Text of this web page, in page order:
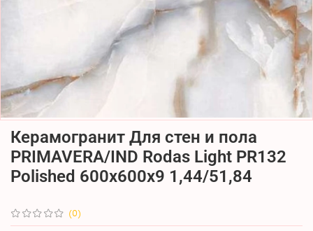
(0)
Керамогранит Для стен и пола
PRIMAVERA/IND Rodas Light PR132
Polished 600х600х9 1,44/51,84